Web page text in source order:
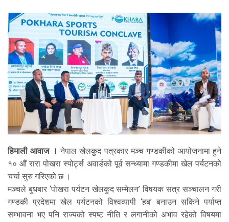
हिमाली आवाज । नेपाल खेलकुद पत्रकार मञ्च गण्डकीको आयोजनामा हुने
१० औं रारा पोखरा स्पोर्ट्स अवार्डको पूर्व सन्ध्यामा गण्डकीमा खेल पर्यटनको
चर्चा सुरु गरिएको छ ।
मञ्चले बुधबार ‘पोखरा पर्यटन खेलकुद सम्मेलन’ विषयक सत्र सञ्चालन गरी
गण्डकी प्रदेशमा खेल पर्यटनको विश्वव्यापी ‘हब’ बनाउन सकिने पर्याप्त
सम्भावना भए पनि राज्यको स्पष्ट नीति र लगानीको अभाव रहेको विषयमा